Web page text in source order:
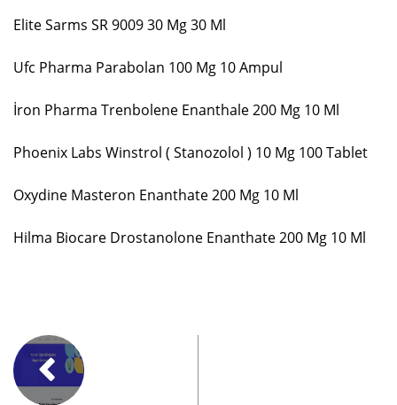
Elite Sarms SR 9009 30 Mg 30 Ml
Ufc Pharma Parabolan 100 Mg 10 Ampul
İron Pharma Trenbolene Enanthale 200 Mg 10 Ml
Phoenix Labs Winstrol ( Stanozolol ) 10 Mg 100 Tablet
Oxydine Masteron Enanthate 200 Mg 10 Ml
Hilma Biocare Drostanolone Enanthate 200 Mg 10 Ml